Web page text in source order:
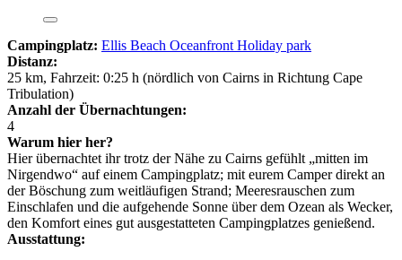
Campingplatz: Ellis Beach Oceanfront Holiday park
Distanz:
25 km, Fahrzeit: 0:25 h (nördlich von Cairns in Richtung Cape
Tribulation)
Anzahl der Übernachtungen:
4
Warum hier her?
Hier übernachtet ihr trotz der Nähe zu Cairns gefühlt „mitten im
Nirgendwo“ auf einem Campingplatz; mit eurem Camper direkt an
der Böschung zum weitläufigen Strand; Meeresrauschen zum
Einschlafen und die aufgehende Sonne über dem Ozean als Wecker,
den Komfort eines gut ausgestatteten Campingplatzes genießend.
Ausstattung: